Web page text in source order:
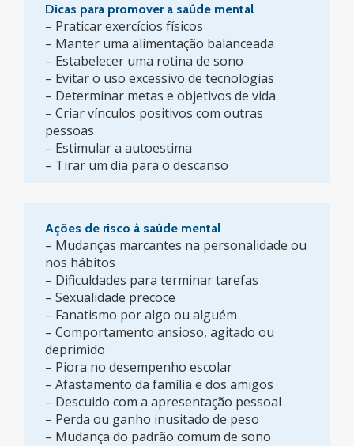
Dicas para promover a saúde mental
– Praticar exercícios físicos
– Manter uma alimentação balanceada
– Estabelecer uma rotina de sono
– Evitar o uso excessivo de tecnologias
– Determinar metas e objetivos de vida
– Criar vínculos positivos com outras
pessoas
– Estimular a autoestima
– Tirar um dia para o descanso
Ações de risco à saúde mental
– Mudanças marcantes na personalidade ou
nos hábitos
– Dificuldades para terminar tarefas
– Sexualidade precoce
– Fanatismo por algo ou alguém
– Comportamento ansioso, agitado ou
deprimido
– Piora no desempenho escolar
– Afastamento da família e dos amigos
– Descuido com a apresentação pessoal
– Perda ou ganho inusitado de peso
– Mudança do padrão comum de sono